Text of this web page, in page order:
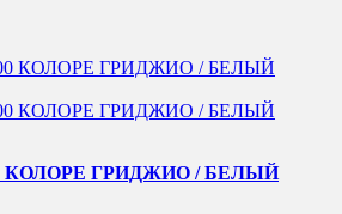
КОЛОРЕ ГРИДЖИО / БЕЛЫЙ